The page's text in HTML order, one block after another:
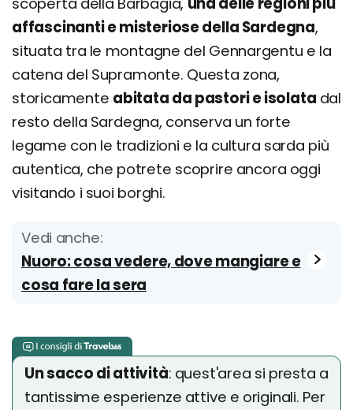
affascinanti e misteriose della Sardegna,
situata tra le montagne del Gennargentu e la
catena del Supramonte. Questa zona,
storicamente abitata da pastori e isolata dal
resto della Sardegna, conserva un forte
legame con le tradizioni e la cultura sarda più
autentica, che potrete scoprire ancora oggi
visitando i suoi borghi.
Vedi anche:
Nuoro: cosa vedere, dove mangiare e
cosa fare la sera
Un sacco di attività: quest'area si presta a
tantissime esperienze attive e originali. Per